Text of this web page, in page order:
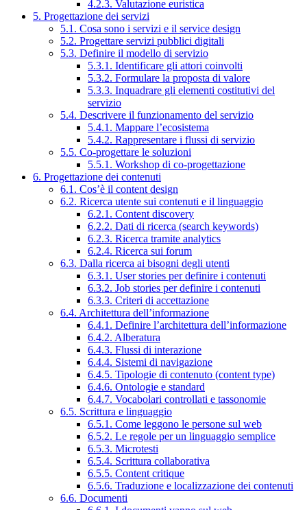
4.2.3. Valutazione euristica
5. Progettazione dei servizi
5.1. Cosa sono i servizi e il service design
5.2. Progettare servizi pubblici digitali
5.3. Definire il modello di servizio
5.3.1. Identificare gli attori coinvolti
5.3.2. Formulare la proposta di valore
5.3.3. Inquadrare gli elementi costitutivi del
servizio
5.4. Descrivere il funzionamento del servizio
5.4.1. Mappare l’ecosistema
5.4.2. Rappresentare i flussi di servizio
5.5. Co-progettare le soluzioni
5.5.1. Workshop di co-progettazione
6. Progettazione dei contenuti
6.1. Cos’è il content design
6.2. Ricerca utente sui contenuti e il linguaggio
6.2.1. Content discovery
6.2.2. Dati di ricerca (search keywords)
6.2.3. Ricerca tramite analytics
6.2.4. Ricerca sui forum
6.3. Dalla ricerca ai bisogni degli utenti
6.3.1. User stories per definire i contenuti
6.3.2. Job stories per definire i contenuti
6.3.3. Criteri di accettazione
6.4. Architettura dell’informazione
6.4.1. Definire l’architettura dell’informazione
6.4.2. Alberatura
6.4.3. Flussi di interazione
6.4.4. Sistemi di navigazione
6.4.5. Tipologie di contenuto (content type)
6.4.6. Ontologie e standard
6.4.7. Vocabolari controllati e tassonomie
6.5. Scrittura e linguaggio
6.5.1. Come leggono le persone sul web
6.5.2. Le regole per un linguaggio semplice
6.5.3. Microtesti
6.5.4. Scrittura collaborativa
6.5.5. Content critique
6.5.6. Traduzione e localizzazione dei contenuti
6.6. Documenti